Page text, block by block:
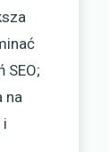
SEO;
na
i